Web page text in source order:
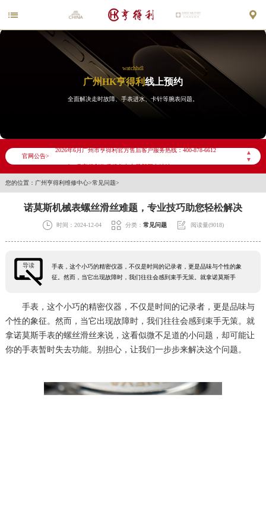
 
watchhdl
广州HK亨得利线上预约
全面解决走时故障、手表进水、卡针等腕表问题。
官网公告>
▲
▼
2026年6月广州市亨得利官方售后客户服务热线：400-878-6612
2026年6月亨得利售后服务中心最新网点地址：
您的位置： 广州亨得利维修中心>常见问题>
诺莫斯机械表螺丝滑丝难题，专业技巧助您轻松解决
 时间：2024-12-04  分类： 常见问题  阅读量(9018)
导读
手表，这个小巧的精密仪器，不仅是时间的记录者，更是品味与个性的象
征。然而，当它出现故障时，我们往往会感到束手无策。就拿诺莫斯手
手表，这个小巧的精密仪器，不仅是时间的记录者，更是品味与
个性的象征。然而，当它出现故障时，我们往往会感到束手无策。就
拿诺莫斯手表的螺丝滑丝来说，这看似微不足道的小问题，却可能让
你的手表暂时失去功能。别担心，让我们一步步来解决这个问题。